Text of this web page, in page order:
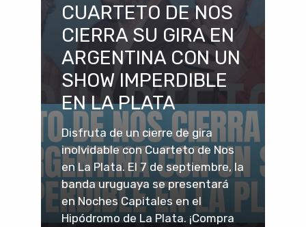
CUARTETO DE NOS
CIERRA SU GIRA EN
ARGENTINA CON UN
SHOW IMPERDIBLE
EN LA PLATA
Disfruta de un cierre de gira
inolvidable con Cuarteto de Nos
en La Plata. El 7 de septiembre, la
banda uruguaya se presentará
en Noches Capitales en el
Hipódromo de La Plata. ¡Compra